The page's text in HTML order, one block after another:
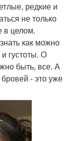
редкие и
не только
в целом.
как можно
густоты. О
быть, все. А
- это уже